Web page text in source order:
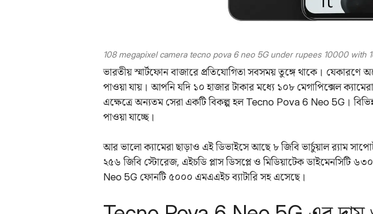
108 megapixel camera tecno pova 6 neo 5G under rupees 10000 with
ভারতীয় স্মার্টফোন বাজারে প্রতিযোগিতা সবসময় তুঙ্গে থাকে। যেকারণে
পাওয়া যায়। আপনি যদি ১০ হাজার টাকার মধ্যে ১০৮ মেগাপিক্সেল
এক্ষেত্রে অন্যতম সেরা একটি বিকল্প হল Tecno Pova 6 Neo 5G।
পাওয়া যাচ্ছে।
আর ভালো ক্যামেরা ছাড়াও এই ডিভাইসে আছে ৮ জিবি ভার্চুয়াল র‌্যাম
২৫৬ জিবি স্টোরেজ, এইচডি প্লাস ডিসপ্লে ও মিডিয়াটেক ডাইমেনসিটি
Neo 5G ফোনটি ৫০০০ এমএএইচ ব্যাটারি সহ এসেছে।